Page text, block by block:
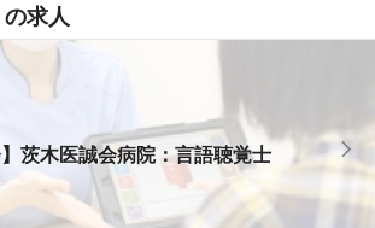
求人
】茨木医誠会病院：言語聴覚士